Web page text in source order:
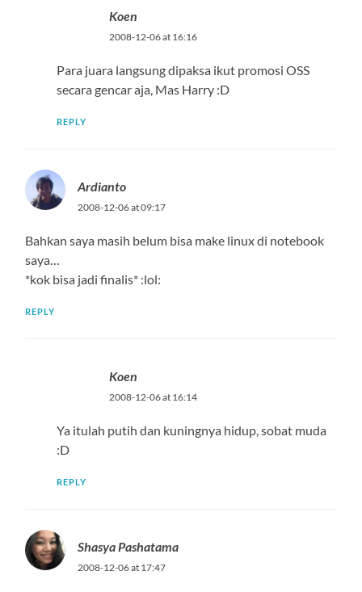
Koen
2008-12-06 at 16:16
Para juara langsung dipaksa ikut promosi OSS
secara gencar aja, Mas Harry :D
REPLY
Ardianto
2008-12-06 at 09:17
Bahkan saya masih belum bisa make linux di notebook
saya…
*kok bisa jadi finalis* :lol:
REPLY
Koen
2008-12-06 at 16:14
Ya itulah putih dan kuningnya hidup, sobat muda
:D
REPLY
Shasya Pashatama
2008-12-06 at 17:47